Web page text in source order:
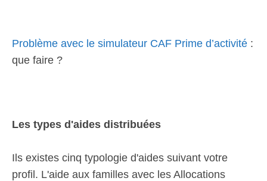
Problème avec le simulateur CAF Prime d’activité :
que faire ?
Les types d'aides distribuées
Ils existes cinq typologie d'aides suivant votre
profil. L'aide aux familles avec les Allocations